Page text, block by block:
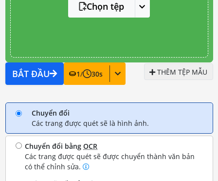
Chọn tệp
BẮT ĐẦU 1/ 30s THÊM TỆP MẪU
Chuyển đổi
Các trang được quét sẽ là hình ảnh.
Chuyển đổi bằngOCR
Các trang được quét sẽ được chuyển thành văn bản
có thể chỉnh sửa.